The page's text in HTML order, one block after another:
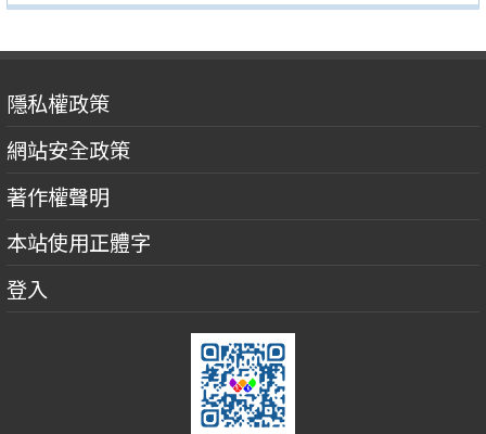
隱私權政策
網站安全政策
著作權聲明
本站使用正體字
登入